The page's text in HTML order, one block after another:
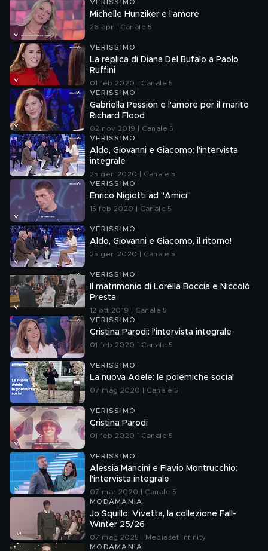
VERISSIMO
Michelle Hunziker e l'amore
26 apr | Canale 5
VERISSIMO
La replica di Diana Del Bufalo a Paolo
Ruffini
01 feb 2020 | Canale 5
VERISSIMO
Gabriella Pession e l'amore per il marito
Richard Flood
02 nov 2019 | Canale 5
VERISSIMO
Aldo, Giovanni e Giacomo: l'intervista
integrale
25 gen 2020 | Canale 5
VERISSIMO
Enrico Nigiotti ad "Amici"
15 feb 2020 | Canale 5
VERISSIMO
Aldo, Giovanni e Giacomo, il ritorno!
25 gen 2020 | Canale 5
VERISSIMO
Il matrimonio di Lorella Boccia e Niccolò
Presta
12 ott 2019 | Canale 5
VERISSIMO
Cristina Parodi: l'intervista integrale
01 feb 2020 | Canale 5
VERISSIMO
La nuova Adele: le polemiche social
07 mag 2020 | Canale 5
VERISSIMO
Cristina Parodi
01 feb 2020 | Canale 5
VERISSIMO
Alessia Mancini e Flavio Montrucchio:
l'intervista integrale
07 mar 2020 | Canale 5
MODAMANIA
Jo Squillo: Vivetta, la collezione Fall-
Winter 25/26
07 mag 2025 | Mediaset Infinity
MODAMANIA